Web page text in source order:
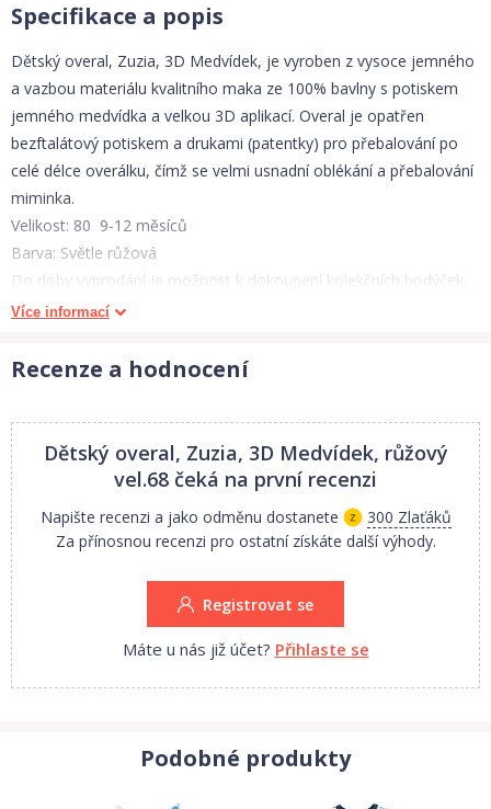
Specifikace a popis
Dětský overal, Zuzia, 3D Medvídek, je vyroben z vysoce jemného
a vazbou materiálu kvalitního maka ze 100% bavlny s potiskem
jemného medvídka a velkou 3D aplikací. Overal je opatřen
bezftalátový potiskem a drukami (patentky) pro přebalování po
celé délce overálku, čímž se velmi usnadní oblékání a přebalování
miminka.
Velikost: 80 9-12 měsíců
Barva: Světle růžová
Do doby vyprodání je možnost k dokoupení kolekčních bodýček.
nezávadného textilu, pro své nejmenší a nechtějí jej podrobovat
kožní problémy dítěte, a díky své nestálobarevnosti poškozovat a
zapouštět barvy při praní do jiných praných věcí.
Více informací
Recenze a hodnocení
Dětský overal, Zuzia, 3D Medvídek, růžový
vel.68 čeká na první recenzi
Napište recenzi a jako odměnu dostanete
300 Zlaťáků
Za přínosnou recenzi pro ostatní získáte další výhody.
Registrovat se
Máte u nás již účet? Přihlaste se
Podobné produkty